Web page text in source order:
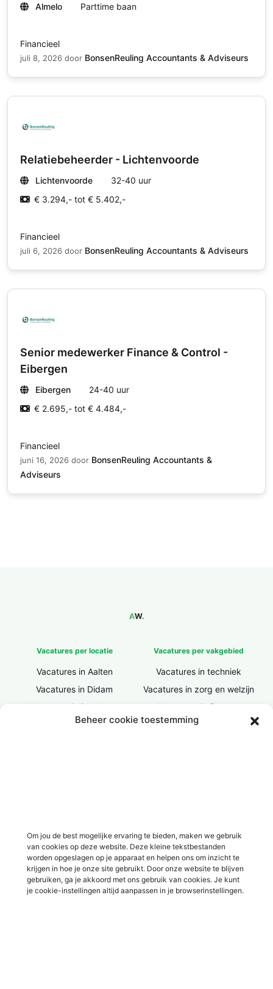
Beheer cookie toestemming
Om jou de best mogelijke ervaring te bieden, maken we gebruik
van cookies op deze website. Deze kleine tekstbestanden
worden opgeslagen op je apparaat en helpen ons om inzicht te
krijgen in hoe je onze site gebruikt. Door onze website te blijven
gebruiken, ga je akkoord met ons gebruik van cookies. Je kunt
je cookie-instellingen altijd aanpassen in je browserinstellingen.
Almelo Parttime baan
Financieel
juli 8, 2026 door BonsenReuling Accountants & Adviseurs
Relatiebeheerder - Lichtenvoorde
Lichtenvoorde
32-40 uur
€ 3.294,- tot € 5.402,-
Financieel
juli 6, 2026 door BonsenReuling Accountants & Adviseurs
Senior medewerker Finance & Control -
Eibergen
Eibergen
24-40 uur
€ 2.695,- tot € 4.484,-
Financieel
juni 16, 2026 door BonsenReuling Accountants &
Adviseurs
Vacatures per locatie
Vacatures in Aalten
Vacatures in Didam
Vacatures in Doesburg
Vacatures in Doetinchem
Vacatures in Varsseveld
Vacatures in Winterswijk
Vacatures in Zelhem
Vacatures in Zutphen
Vacatures per vakgebied
Vacatures in techniek
Vacatures in zorg en welzijn
Vacatures in finance
Vacatures in ICT / IT